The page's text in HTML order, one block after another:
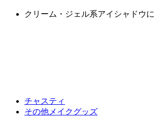
クリーム・ジェル系アイシャドウに
チャスティ
その他メイクグッズ